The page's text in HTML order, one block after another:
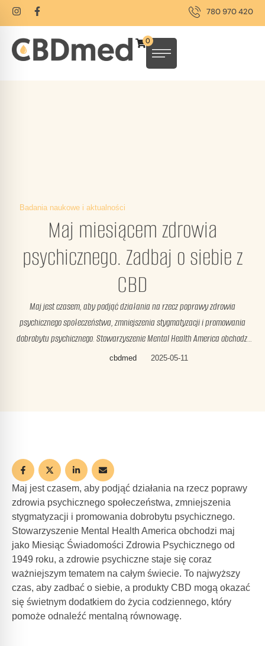
780 970 420
0
Badania naukowe i aktualności
Maj miesiącem zdrowia
psychicznego. Zadbaj o siebie z
CBD
Maj jest czasem, aby podjąć działania na rzecz poprawy zdrowia
psychicznego społeczeństwa, zmniejszenia stygmatyzacji i promowania
dobrobytu psychicznego. Stowarzyszenie Mental Health America obchodzi
maj jako Miesiąc Świadomości Zdrowia Psychicznego od 1949 roku, a
cbdmed 2025-05-11
Maj jest czasem, aby podjąć działania na rzecz poprawy
zdrowia psychicznego społeczeństwa, zmniejszenia
stygmatyzacji i promowania dobrobytu psychicznego.
Stowarzyszenie Mental Health America obchodzi maj
jako Miesiąc Świadomości Zdrowia Psychicznego od
1949 roku, a zdrowie psychiczne staje się coraz
ważniejszym tematem na całym świecie. To najwyższy
czas, aby zadbać o siebie, a produkty CBD mogą okazać
się świetnym dodatkiem do życia codziennego, który
pomoże odnaleźć mentalną równowagę.